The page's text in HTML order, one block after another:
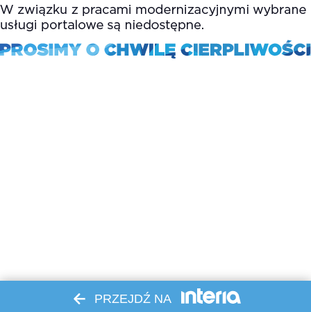
PRZEJDŹ NA